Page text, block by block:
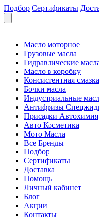
Подбор Сертификаты
Масло моторное
Грузовые масла
Гидравлические масла
Масло в коробку
Консистентная смазка
Бочки масла
Индустриальные
Антифризы
Присадки Автохимия
Авто Косметика
Мото Масла
Все Бренды
Подбор
Сертификаты
Доставка
Помощь
Личный кабинет
Блог
Акции
Контакты